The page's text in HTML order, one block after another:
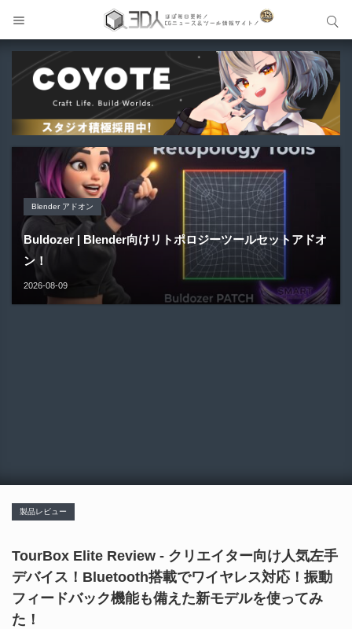
メイキング
GPT-Live × UE5 VR | 会話して触れて反応するAIキャラク
ター！...
2026-08-09
Blender アドオン
HairStyler | Blender向けヘアー作成支援アドオンが新登
場！
2026-08-09
Blender アドオン
Buldozer | Blender向けリトポロジーツールセットアドオ
ン！
2026-08-09
Maya プラグイン
Gizmify Media Plane 2 | MP4・AVI・MKV・MOVな...
2026-08-08
Unreal Engine アセット
Material Parameter Manager | Unreal Engi...
2026-08-07
製品レビュー
TourBox Elite Review - クリエイター向け人気左手
デバイス！Bluetooth搭載でワイヤレス対応！振動
フィードバック機能も備えた新モデルを使ってみ
た！
サイト内検索